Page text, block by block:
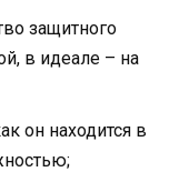
защитного
в идеале – на
он находится в